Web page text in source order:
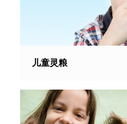
儿童灵粮